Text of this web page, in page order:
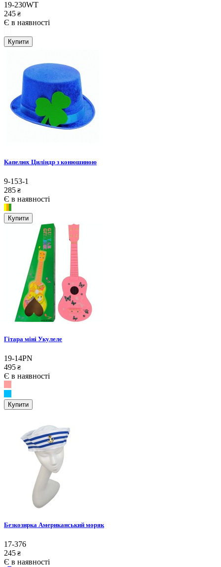
19-230WT
245 ₴
Є в наявності
Купити
Капелюх Циліндр з конюшиною
9-153-1
285 ₴
Є в наявності
Купити
Гітара міні Укулеле
19-14PN
495 ₴
Є в наявності
Купити
Безкозирка Американський моряк
17-376
245 ₴
Є в наявності